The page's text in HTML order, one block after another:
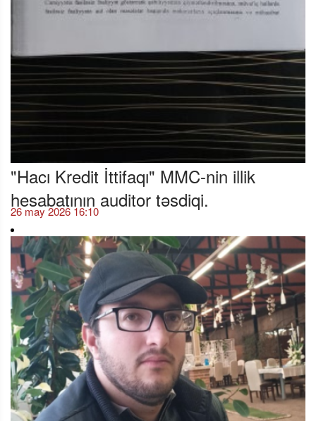
"Hacı Kredit İttifaqı" MMC-nin illik
hesabatının auditor təsdiqi.
26 may 2026 16:10